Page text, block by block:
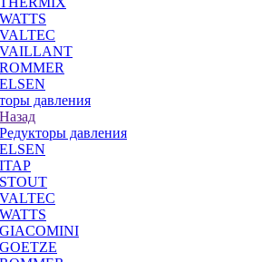
WATTS
VALTEC
VAILLANT
ROMMER
ELSEN
давления
Назад
Редукторы давления
ELSEN
ITAP
STOUT
VALTEC
WATTS
GIACOMINI
GOETZE